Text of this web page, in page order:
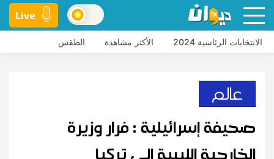
Live
الانتخابات الرئاسية 2024 الأكثر مشاهدة الطقس
عالم
صحيفة إسرائيلية : فرار وزيرة
الخارجية الليبية الى تركيا